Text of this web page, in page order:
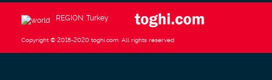
REGION: Turkey
Copyright © 2018-2020 toghi.com. All rights reserved